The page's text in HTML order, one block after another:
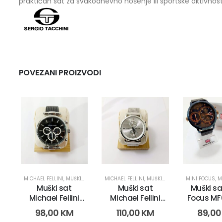
POVEZANI PROIZVODI
MICHAEL FELLINI, MUŠKI SATOVI
Muški sat
Michael Fellini
2237 (11384 -3)
98,00 KM
MICHAEL FELLINI, MUŠKI SATOVI
Muški sat
Michael Fellini
2238 (11381-4)
110,00KM
MINI FOCUS,
Muški
Focus
89,00